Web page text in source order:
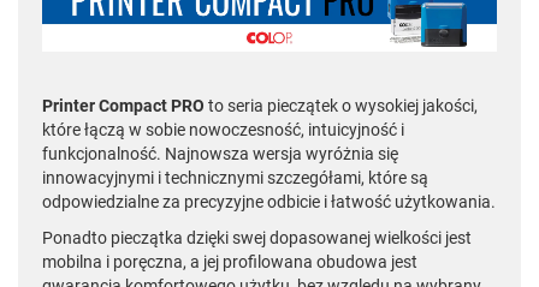
Printer Compact PRO to seria pieczątek o wysokiej jakości,
które łączą w sobie nowoczesność, intuicyjność i
funkcjonalność. Najnowsza wersja wyróżnia się
innowacyjnymi i technicznymi szczegółami, które są
odpowiedzialne za precyzyjne odbicie i łatwość użytkowania.
Ponadto pieczątka dzięki swej dopasowanej wielkości jest
mobilna i poręczna, a jej profilowana obudowa jest